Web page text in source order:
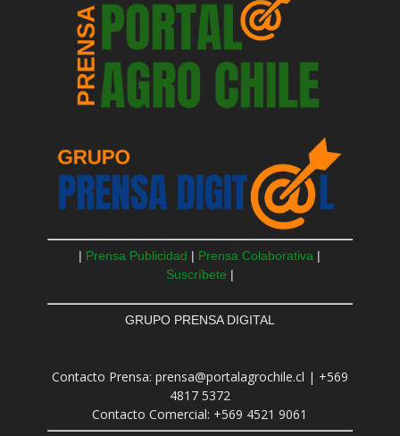
| Prensa Publicidad | Prensa Colaborativa |
Suscríbete |
GRUPO PRENSA DIGITAL
Contacto Prensa: prensa@portalagrochile.cl | +569
4817 5372
Contacto Comercial: +569 4521 9061